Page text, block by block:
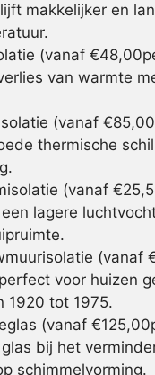
makkelijker en
(vanaf
van warmte
(vanaf
thermische
(vanaf
lagere
(vanaf
voor huizen
1920 tot 1975.
(vanaf
bij het
schimmelvorming.